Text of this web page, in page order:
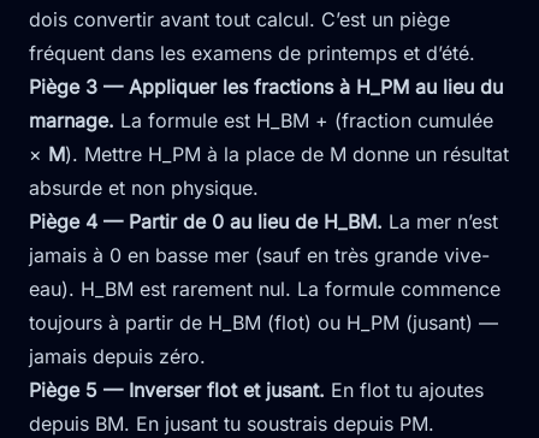
dois convertir avant tout calcul. C’est un piège
fréquent dans les examens de printemps et d’été.
Piège 3 — Appliquer les fractions à H_PM au lieu du
marnage. La formule est H_BM + (fraction cumulée
× M). Mettre H_PM à la place de M donne un résultat
absurde et non physique.
Piège 4 — Partir de 0 au lieu de H_BM. La mer n’est
jamais à 0 en basse mer (sauf en très grande vive-
eau). H_BM est rarement nul. La formule commence
toujours à partir de H_BM (flot) ou H_PM (jusant) —
jamais depuis zéro.
Piège 5 — Inverser flot et jusant. En flot tu ajoutes
depuis BM. En jusant tu soustrais depuis PM.